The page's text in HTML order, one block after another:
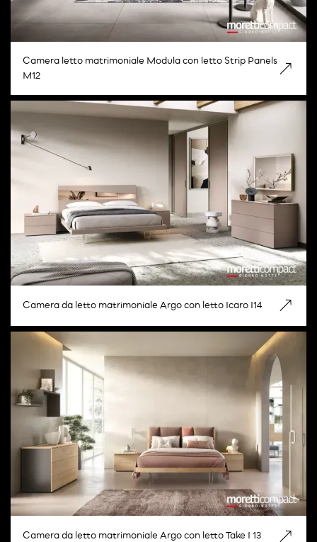
Camera letto matrimoniale Modula con letto Strip Panels
M12
Camera da letto matrimoniale Argo con letto Icaro I14
Camera da letto matrimoniale Argo con letto Take I 13